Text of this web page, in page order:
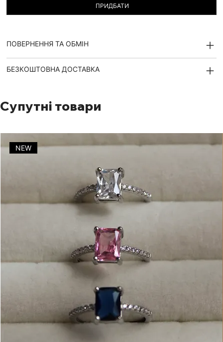
ПРИДБАТИ
ПОВЕРНЕННЯ ТА ОБМІН
БЕЗКОШТОВНА ДОСТАВКА
Супутні товари
NEW